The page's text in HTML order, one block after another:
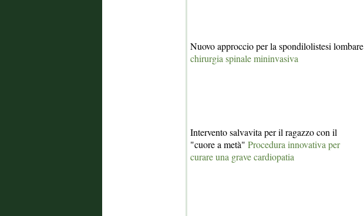
Nuovo approccio per la spondilolistesi lombare
chirurgia spinale mininvasiva
Intervento salvavita per il ragazzo con il
"cuore a metà" Procedura innovativa per
curare una grave cardiopatia